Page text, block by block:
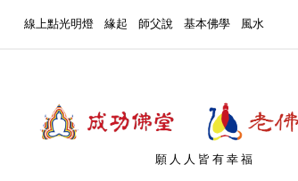
線上點光明燈 緣起 師父說 基本佛學 風水
願人人皆有幸福